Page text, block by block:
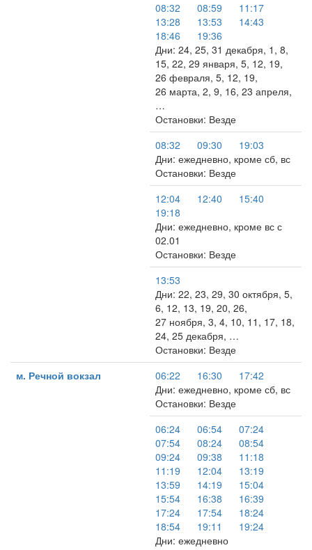
08:32
08:59
11:17
13:28
13:53
14:43
18:46
19:36
Дни: 24, 25, 31 декабря, 1, 8,
15, 22, 29 января, 5, 12, 19,
26 февраля, 5, 12, 19,
26 марта, 2, 9, 16, 23 апреля,
…
Остановки: Везде
08:32
09:30
19:03
Дни: ежедневно, кроме сб, вс
Остановки: Везде
12:04
12:40
15:40
19:18
Дни: ежедневно, кроме вс с
02.01
Остановки: Везде
13:53
Дни: 22, 23, 29, 30 октября, 5,
6, 12, 13, 19, 20, 26,
27 ноября, 3, 4, 10, 11, 17, 18,
24, 25 декабря, …
Остановки: Везде
м. Речной вокзал
06:22 16:30
17:42
Дни: ежедневно, кроме сб, вс
Остановки: Везде
06:24
06:54
07:24
07:54
08:24
08:54
09:24
09:38
11:18
11:19
12:04
13:19
13:59
14:19
15:04
15:54
16:38
16:39
17:24
17:54
18:24
18:54
19:11
19:24
Дни: ежедневно